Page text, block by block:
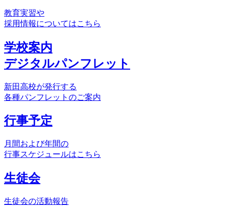
教育実習や
採用情報についてはこちら
学校案内
デジタルパンフレット
新田高校が発行する
各種パンフレットのご案内
行事予定
月間および年間の
行事スケジュールはこちら
生徒会
生徒会の活動報告